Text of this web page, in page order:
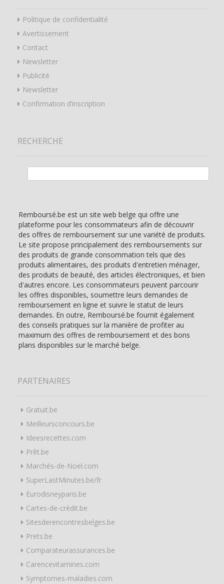
Politique de confidentialité
Avertissement
Contact
Newsletter
Publicité
Newsletter
Confirmation d’inscription
RECHERCHE
Remboursé.be est un site web belge qui offre une
plateforme pour les consommateurs afin de découvrir
des offres de remboursement sur une variété de produits.
Le site propose principalement des remboursements sur
des produits de grande consommation tels que des
produits alimentaires, des produits d'entretien ménager,
des produits de beauté, des articles électroniques, et bien
d'autres encore. Les consommateurs peuvent parcourir
les offres disponibles, soumettre leurs demandes de
remboursement en ligne et suivre le statut de leurs
demandes. En outre, Remboursé.be fournit également
des conseils pratiques sur la manière de profiter au
maximum des offres de remboursement et des bons
plans disponibles sur le marché belge.
PARTENAIRES
Gratuit.be
Meilleursconcours.be
Ideesrecettes.com
Prêt.be
Marchés-de-Noël.com
SuperLastMinutes.be/fr
Eurodisneyparis.be
Cartes-de-crédit.be
Sitesderencontresbelges.be
Prets.be
Comparateurassurances.be
Carencevitamines.com
Symptomes-maladies.com